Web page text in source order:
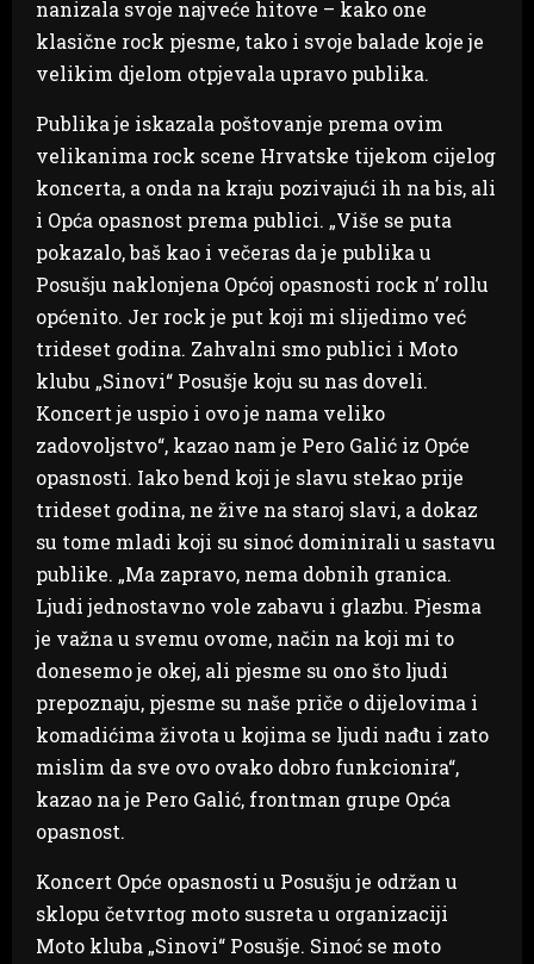
nanizala svoje najveće hitove – kako one
klasične rock pjesme, tako i svoje balade koje je
velikim djelom otpjevala upravo publika.
Publika je iskazala poštovanje prema ovim
velikanima rock scene Hrvatske tijekom cijelog
koncerta, a onda na kraju pozivajući ih na bis, ali
i Opća opasnost prema publici. „Više se puta
pokazalo, baš kao i večeras da je publika u
Posušju naklonjena Općoj opasnosti rock n’ rollu
općenito. Jer rock je put koji mi slijedimo već
trideset godina. Zahvalni smo publici i Moto
klubu „Sinovi“ Posušje koju su nas doveli.
Koncert je uspio i ovo je nama veliko
zadovoljstvo“, kazao nam je Pero Galić iz Opće
opasnosti. Iako bend koji je slavu stekao prije
trideset godina, ne žive na staroj slavi, a dokaz
su tome mladi koji su sinoć dominirali u sastavu
publike. „Ma zapravo, nema dobnih granica.
Ljudi jednostavno vole zabavu i glazbu. Pjesma
je važna u svemu ovome, način na koji mi to
donesemo je okej, ali pjesme su ono što ljudi
prepoznaju, pjesme su naše priče o dijelovima i
komadićima života u kojima se ljudi nađu i zato
mislim da sve ovo ovako dobro funkcionira“,
kazao na je Pero Galić, frontman grupe Opća
opasnost.
Koncert Opće opasnosti u Posušju je održan u
sklopu četvrtog moto susreta u organizaciji
Moto kluba „Sinovi“ Posušje. Sinoć se moto